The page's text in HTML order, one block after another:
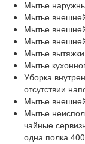
Мытье
Мытье
Мытье
Мытье
Мытье
Мытье
Уборка
отсутствии
Мытье
Мытье
чайные
одна полка